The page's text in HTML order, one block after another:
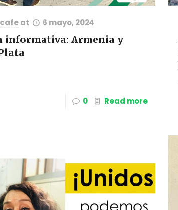
at 6 mayo, 2024
informativa: Armenia y
0 Read more